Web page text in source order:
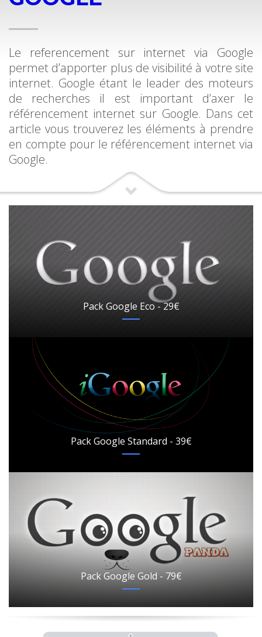
Le referencement sur internet via Google
permet d’apporter plus de visibilité à votre site
internet. Google étant le leader des moteurs
de recherches il est important d’axer le
référencement internet sur Google. Dans cet
article vous trouverez les éléments à prendre
en compte pour le référencement internet via
Google.
Pack Google Eco - 29€
Pack Google Standard - 39€
Pack Google Gold - 79€